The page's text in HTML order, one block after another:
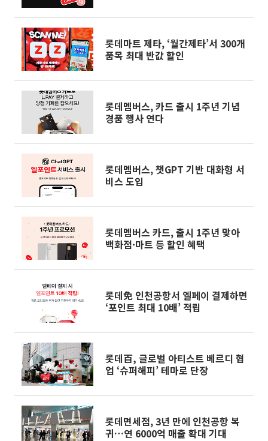
롯데마트 제타, ‘월간제타’서 300개
품목 최대 반값 할인
롯데멤버스, 카드 출시 1주년 기념
경품 행사 연다
롯데멤버스, 챗GPT 기반 대화형 서
비스 도입
롯데멤버스 카드, 출시 1주년 맞아
백화점·마트 등 할인 혜택
롯데免 인천공항서 엘페이 결제하면
‘포인트 최대 10배’ 적립
롯데百, 글로벌 아티스트 베르디 협
업 ‘슈퍼해피’ 테마로 단장
롯데면세점, 3년 만에 인천공항 복
귀…연 6000억 매출 확대 기대